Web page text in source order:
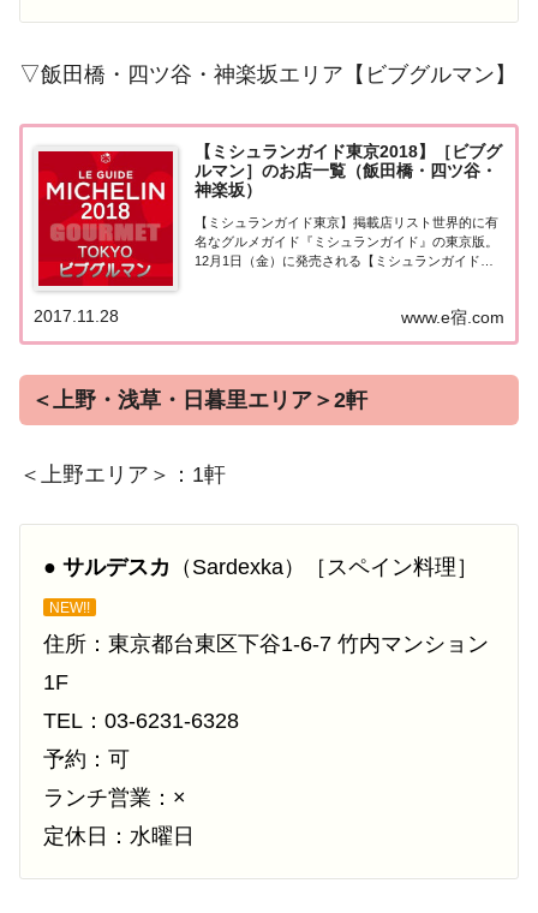
▽飯田橋・四ツ谷・神楽坂エリア【ビブグルマン】
【ミシュランガイド東京2018】［ビブグ
ルマン］のお店一覧（飯田橋・四ツ谷・
神楽坂）
【ミシュランガイド東京】掲載店リスト世界的に有
名なグルメガイド『ミシュランガイド』の東京版。
12月1日（金）に発売される【ミシュランガイド東
（飯田橋・四ツ谷・神楽坂）の『ビブグルマ...
www.e宿.com
2017.11.28
＜上野・浅草・日暮里エリア＞2軒
＜上野エリア＞：1軒
● サルデスカ （Sardexka）［スペイン料理］
NEW!!
住所：東京都台東区下谷1-6-7 竹内マンション
1F
TEL：03-6231-6328
予約：可
ランチ営業：×
定休日：水曜日